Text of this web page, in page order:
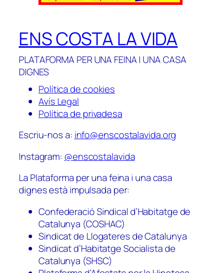
ENS COSTA LA VIDA
PLATAFORMA PER UNA FEINA I UNA CASA
DIGNES
Política de cookies
Avís Legal
Política de privadesa
Escriu-nos a: info@enscostalavida.org
Instagram: @enscostalavida
La Plataforma per una feina i una casa
dignes està impulsada per:
Confederació Sindical d’Habitatge de
Catalunya (COSHAC)
Sindicat de Llogateres de Catalunya
Sindicat d’Habitatge Socialista de
Catalunya (SHSC)